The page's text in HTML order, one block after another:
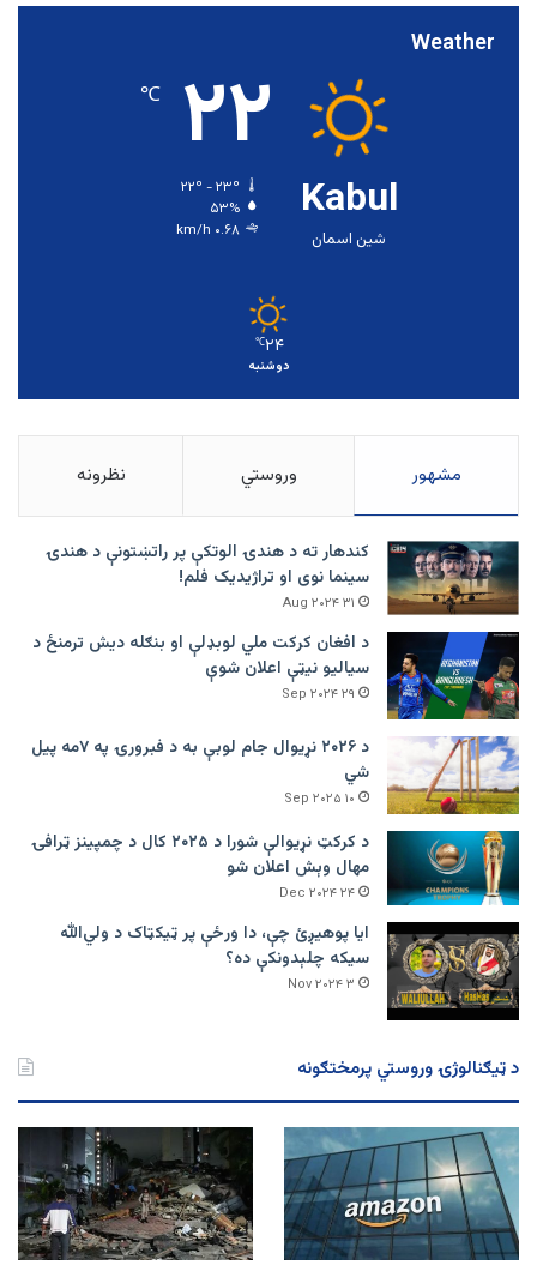
Weather
Kabul
شین اسمان
۲۲ ℃
۵۳%
۰.۶۸ km/h
۲۴℃
دوشنبه
مشهور وروستي نظرونه
کندهار ته د هندۍ الوتکې پر راتښتونې د هندۍ
سینما نوی او تراژيديک فلم!
۳۱ Aug ۲۰۲۴
د افغان کرکت ملي لوبډلې او بنګله دیش ترمنځ د
سیالیو نیټې اعلان شوې
۲۹ Sep ۲۰۲۴
د ۲۰۲۶ نړیوال جام لوبې به د فبرورۍ په ۷مه پیل
شي
۱۰ Sep ۲۰۲۵
د کرکټ نړیوالې شورا د ۲۰۲۵ کال د چمپینز ټرافۍ
مهال وېش اعلان شو
۲۴ Dec ۲۰۲۴
ایا پوهیږئ چې، دا ورځې پر ټيکټاک د ولي‌الله
سیکه چلېدونکې ده؟
۳ Nov ۲۰۲۴
د ټیګنالوژۍ وروستي پرمختګونه